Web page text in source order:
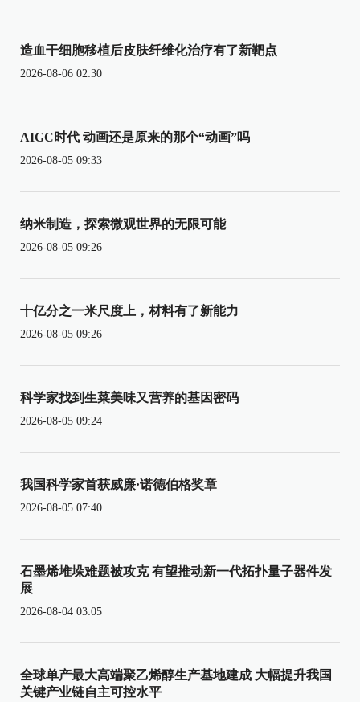
造血干细胞移植后皮肤纤维化治疗有了新靶点
2026-08-06 02:30
AIGC时代 动画还是原来的那个“动画”吗
2026-08-05 09:33
纳米制造，探索微观世界的无限可能
2026-08-05 09:26
十亿分之一米尺度上，材料有了新能力
2026-08-05 09:26
科学家找到生菜美味又营养的基因密码
2026-08-05 09:24
我国科学家首获威廉·诺德伯格奖章
2026-08-05 07:40
石墨烯堆垛难题被攻克 有望推动新一代拓扑量子器件发
展
2026-08-04 03:05
全球单产最大高端聚乙烯醇生产基地建成 大幅提升我国
关键产业链自主可控水平